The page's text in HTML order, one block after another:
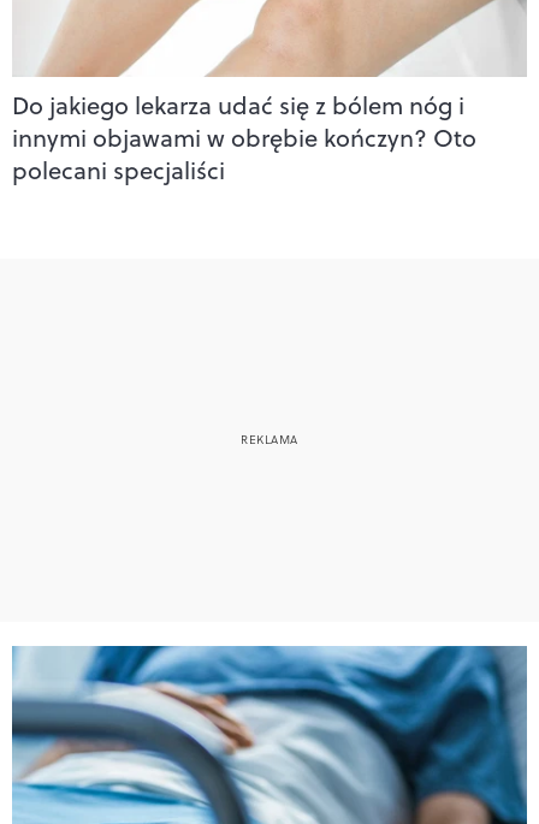
Do jakiego lekarza udać się z bólem nóg i
innymi objawami w obrębie kończyn? Oto
polecani specjaliści